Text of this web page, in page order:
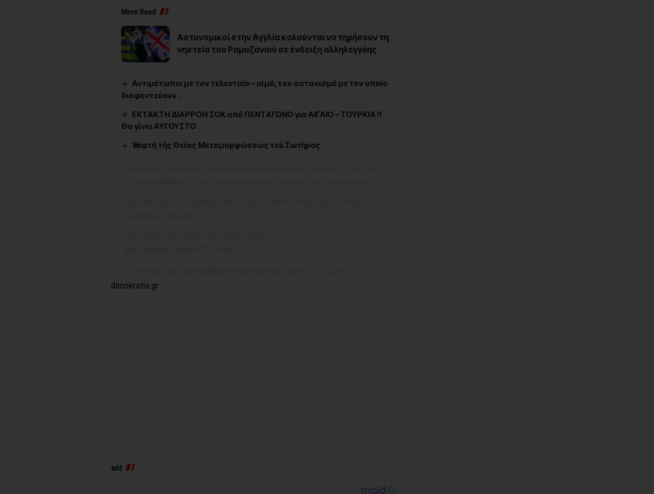
More Read
Αστυνομικοί στην Αγγλία καλούνται να τηρήσουν τη
νηστεία του Ραμαζανιού σε ένδειξη αλληλεγγύης
Αντιμέτωποι με τον τελευταίο – ισμό, τον σατανισμό με τον οποίο
διαφεντεύουν .
ΕΚΤΑΚΤΗ ΔΙΑΡΡΟΗ ΣΟΚ από ΠΕΝΤΑΓΩΝΟ για ΑΙΓΑΙΟ – ΤΟΥΡΚΙΑ !!
Θα γίνει ΑΥΓΟΥΣΤΟ
Ἡ ἑορτή τῆς Θείας Μεταμορφώσεως τοῦ Σωτῆρος
dimokratia.gr
add